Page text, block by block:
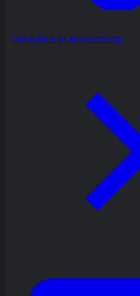
Ideação e brainstorming